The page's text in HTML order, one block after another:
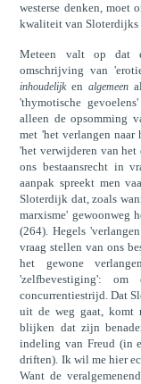
westerse denken, moet
kwaliteit van
Meteen valt op dat
omschrijving van
inhoudelijkenalgemeen
'thymotische
alleen de opsomming
met 'het verlangen naar
'het verwijderen van het
ons bestaansrecht in
aanpak spreekt men
Sloterdijk dat, zoals
marxisme' gewoonweg
(264). Hegels
vraag stellen van ons
het gewone
'zelfbevestiging':
concurrentiestrijd. Dat
uit de weg gaat, komt
blijken dat zijn
indeling van Freud (in
driften). Ik wil me hier
Want de